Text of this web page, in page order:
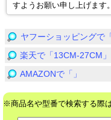
すようお願い申し上げます。
ヤフーショッピングで「
楽天で「13CM-27CM」
AMAZONで「」
※商品名や型番で検索する際